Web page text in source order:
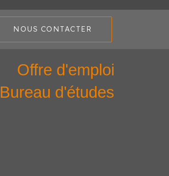
e
d
i
-
n
NOUS CONTACTER
Offre d'emploi
d'études